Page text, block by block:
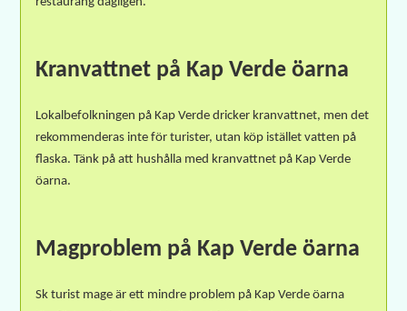
Kranvattnet på Kap Verde öarna
Lokalbefolkningen på Kap Verde dricker kranvattnet, men det
rekommenderas inte för turister, utan köp istället vatten på
flaska. Tänk på att hushålla med kranvattnet på Kap Verde
öarna.
Magproblem på Kap Verde öarna
Sk turist mage är ett mindre problem på Kap Verde öarna